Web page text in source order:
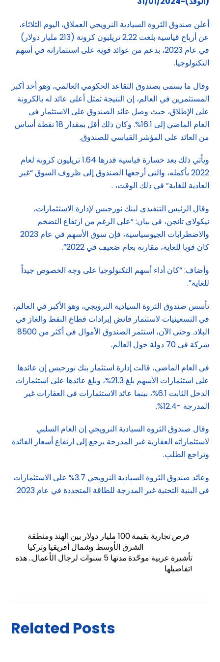
أعلن صندوق الثروة السيادية النرويجي العملاق، اليوم الثلاثاء،
عن أرباح قياسية بلغت 2.22 تريليون كرونة (213 مليار دولار)
في عام 2023، بدعم من عوائد قوية على استثماراته في أسهم
التكنولوجيا.
وقال ما يسمى بصندوق التقاعد الحكومي العالمي، وهو أحد أكبر
المستثمرين في العالم، إن النتيجة تمثل أعلى عائد له بالكرونة
على الإطلاق، حيث وصل عائد الصندوق على الاستثمار في
العام الماضي إلى 16.1%. وكان ذلك أقل بمقدار 18 نقطة أساس
من العائد على المؤشر القياسي للصندوق.
ويأتي ذلك بعد خسارة قياسية قدرها 1.64 تريليون كرونة لعام
2022 بأكمله، والتي أرجعها الصندوق إلى ظروف السوق “غير
العادية للغاية” في ذلك الوقت، .
وقال الرئيس التنفيذي لبنك نورجيس لإدارة الاستثمارات،
نيكولاي تانجن، في بيان: “على الرغم من ارتفاع التضخم
والاضطرابات الجيوسياسية، فإن سوق الأسهم في عام 2023
كان قويا للغاية، مقارنة بعام ضعيف في 2022”.
وأضاف: “كان أداء أسهم التكنولوجيا على وجه الخصوص جيداً
للغاية”.
تأسس صندوق الثروة السيادية النرويجي، وهو الأكبر في العالم،
في التسعينيات لاستثمار فائض إيرادات قطاع النفط والغاز في
البلاد. وحتى الآن، استثمر الصندوق الأموال في أكثر من 8500
شركة في 70 دولة حول العالم.
في العام الماضي، قالت إدارة استثمار بنك نورجيس إن عائدها
على استثمارات الأسهم بلغ 21.3%، وبلغ عائدها على استثمارات
الدخل الثابت 6.1%، بينما عائد الاستثمارات في العقارات غير
المدرجة -12.4%.
وقال صندوق الثروة السيادية النرويجي إن العام السلبي
لاستثماراته العقارية غير المدرجة يرجع إلى ارتفاع أسعار الفائدة
وتراجع الطلب.
وعائد صندوق الثروة السيادية النرويجي 3.7% على الاستثمارات
في البنية التحتية غير المدرجة للطاقة المتجددة في عام 2023.
فرص تجارية بقيمة 100 مليار دولار بين الهند ومنطقة
الشرق الأوسط وشمال أفريقيا وتركيا
تأشيرة عربية موحّدة مدتها 5 سنوات لرجال الأعمال.. هذه
تفاصيلها!
Related Posts